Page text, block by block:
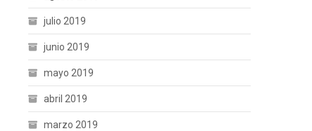
julio 2019
junio 2019
mayo 2019
abril 2019
marzo 2019